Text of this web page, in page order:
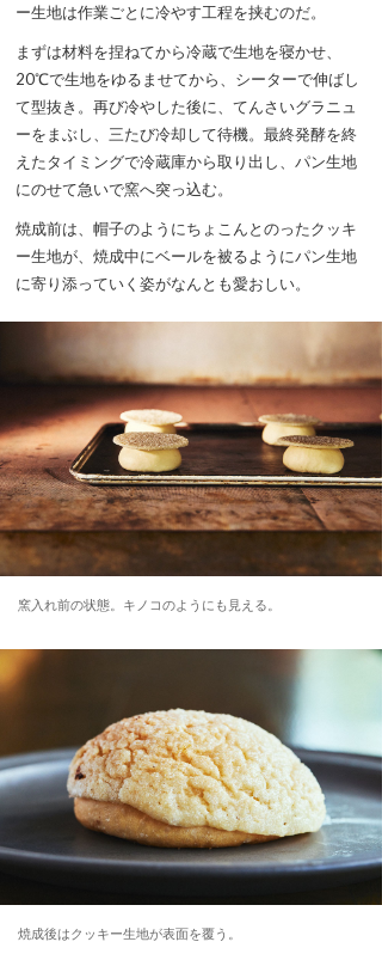
ー生地は作業ごとに冷やす工程を挟むのだ。
まずは材料を捏ねてから冷蔵で生地を寝かせ、
20℃で生地をゆるませてから、シーターで伸ばし
て型抜き。再び冷やした後に、てんさいグラニュ
ーをまぶし、三たび冷却して待機。最終発酵を終
えたタイミングで冷蔵庫から取り出し、パン生地
にのせて急いで窯へ突っ込む。
焼成前は、帽子のようにちょこんとのったクッキ
ー生地が、焼成中にベールを被るようにパン生地
に寄り添っていく姿がなんとも愛おしい。
窯入れ前の状態。キノコのようにも見える。
焼成後はクッキー生地が表面を覆う。